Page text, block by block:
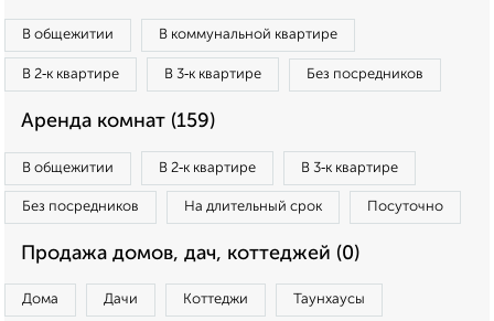
В общежитии В коммунальной квартире
В 2‑к квартире В 3‑к квартире Без посредников
Аренда комнат (159)
В общежитии В 2‑к квартире В 3‑к квартире
Без посредников На длительный срок Посуточно
Продажа домов, дач, коттеджей (0)
Дома Дачи Коттеджи Таунхаусы